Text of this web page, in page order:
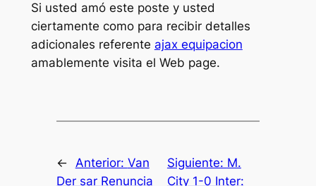
Si usted amó este poste y usted
ciertamente como para recibir detalles
adicionales referente ajax equipacion
amablemente visita el Web page.
← Anterior: Van
Der sar Renuncia
Siguiente: M.
City 1-0 Inter: